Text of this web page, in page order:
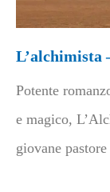
L’alchimista
Potente
e magico,
giovane